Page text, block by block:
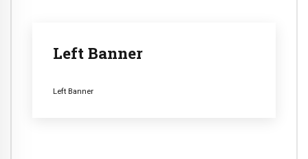
Left Banner
Left Banner